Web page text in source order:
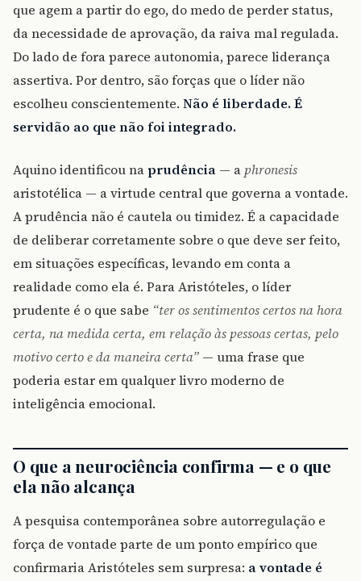
que agem a partir do ego, do medo de perder status,
da necessidade de aprovação, da raiva mal regulada.
Do lado de fora parece autonomia, parece liderança
assertiva. Por dentro, são forças que o líder não
escolheu conscientemente. Não é liberdade. É
servidão ao que não foi integrado.
Aquino identificou na prudência — a phronesis
aristotélica — a virtude central que governa a vontade.
A prudência não é cautela ou timidez. É a capacidade
de deliberar corretamente sobre o que deve ser feito,
em situações específicas, levando em conta a
realidade como ela é. Para Aristóteles, o líder
prudente é o que sabe “ter os sentimentos certos na hora
certa, na medida certa, em relação às pessoas certas, pelo
motivo certo e da maneira certa” — uma frase que
poderia estar em qualquer livro moderno de
inteligência emocional.
O que a neurociência confirma — e o que
ela não alcança
A pesquisa contemporânea sobre autorregulação e
força de vontade parte de um ponto empírico que
confirmaria Aristóteles sem surpresa: a vontade é